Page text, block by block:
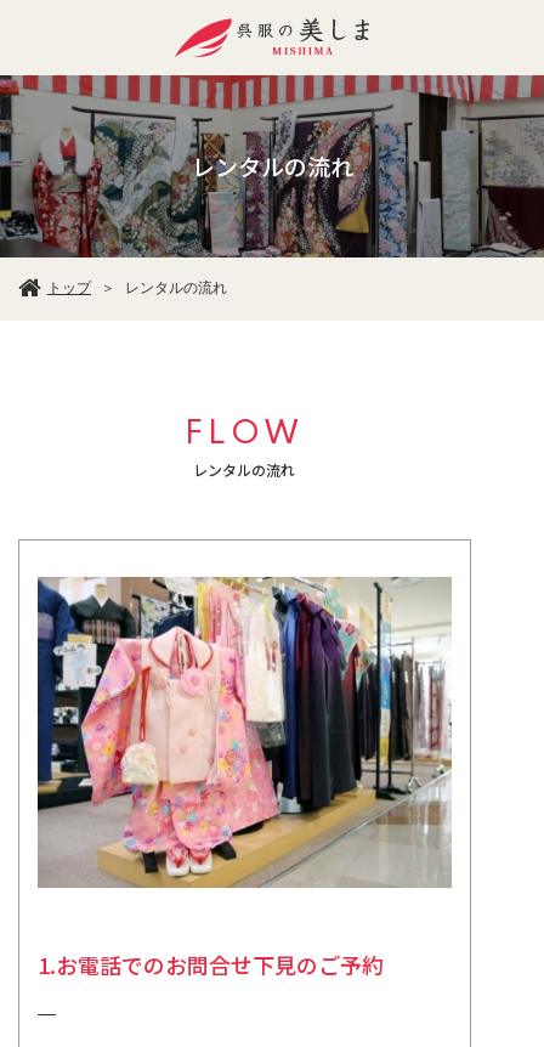
レンタルの流れ
トップ ＞ レンタルの流れ
FLOW
レンタルの流れ
1.お電話でのお問合せ​​​​​​​下見のご予約